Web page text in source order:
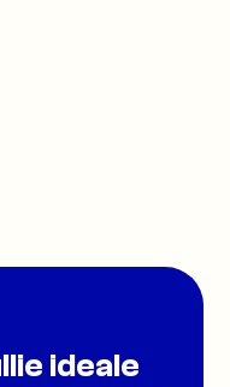
ideale